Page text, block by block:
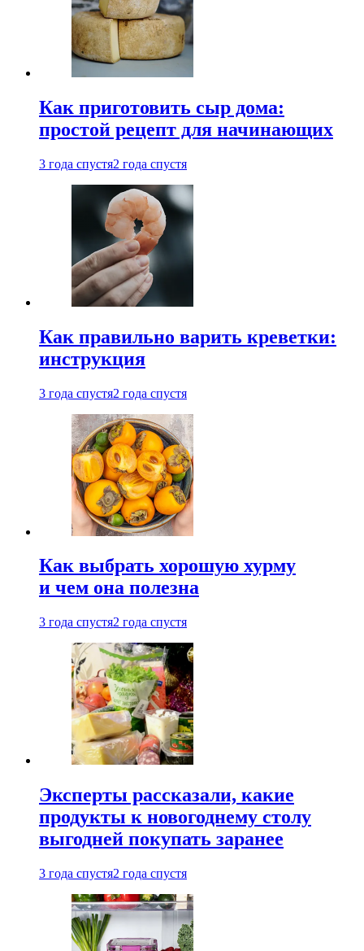
Как приготовить сыр дома:
простой рецепт для начинающих
3 года спустя2 года спустя
Как правильно варить креветки:
инструкция
3 года спустя2 года спустя
Как выбрать хорошую хурму
и чем она полезна
3 года спустя2 года спустя
Эксперты рассказали, какие
продукты к новогоднему столу
выгодней покупать заранее
3 года спустя2 года спустя